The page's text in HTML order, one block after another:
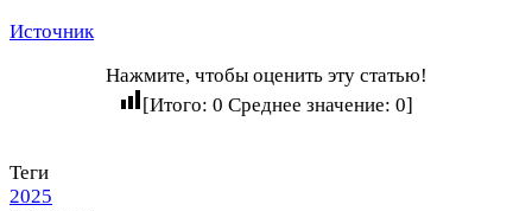
Источник
Нажмите, чтобы оценить эту статью!
[Итого: 0 Среднее значение: 0]
Теги
2025